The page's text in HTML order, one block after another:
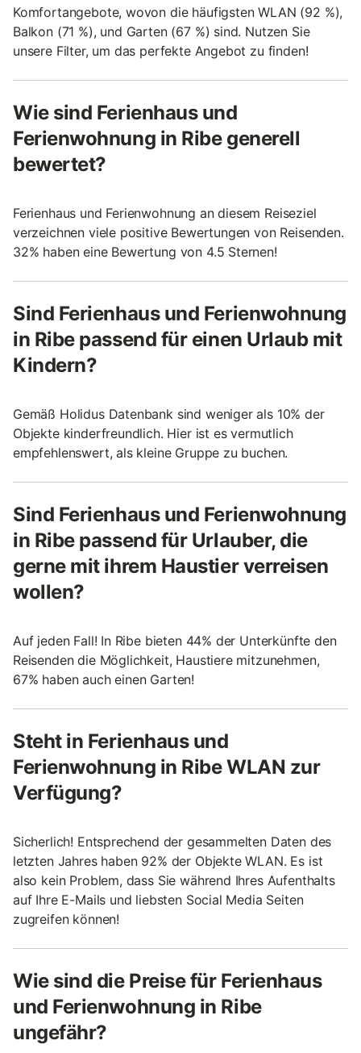
Komfortangebote, wovon die häufigsten WLAN (92 %),
Balkon (71 %), und Garten (67 %) sind. Nutzen Sie
unsere Filter, um das perfekte Angebot zu finden!
Wie sind Ferienhaus und
Ferienwohnung in Ribe generell
bewertet?
Ferienhaus und Ferienwohnung an diesem Reiseziel
verzeichnen viele positive Bewertungen von Reisenden.
32% haben eine Bewertung von 4.5 Sternen!
Sind Ferienhaus und Ferienwohnung
in Ribe passend für einen Urlaub mit
Kindern?
Gemäß Holidus Datenbank sind weniger als 10% der
Objekte kinderfreundlich. Hier ist es vermutlich
empfehlenswert, als kleine Gruppe zu buchen.
Sind Ferienhaus und Ferienwohnung
in Ribe passend für Urlauber, die
gerne mit ihrem Haustier verreisen
wollen?
Auf jeden Fall! In Ribe bieten 44% der Unterkünfte den
Reisenden die Möglichkeit, Haustiere mitzunehmen,
67% haben auch einen Garten!
Steht in Ferienhaus und
Ferienwohnung in Ribe WLAN zur
Verfügung?
Sicherlich! Entsprechend der gesammelten Daten des
letzten Jahres haben 92% der Objekte WLAN. Es ist
also kein Problem, dass Sie während Ihres Aufenthalts
auf Ihre E-Mails und liebsten Social Media Seiten
zugreifen können!
Wie sind die Preise für Ferienhaus
und Ferienwohnung in Ribe
ungefähr?